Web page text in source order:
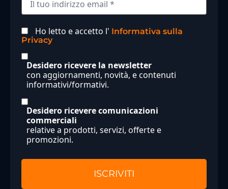
Ho letto e accetto l' Informativa sulla
Privacy
Desidero ricevere la newsletter
con aggiornamenti, novità, e contenuti
informativi/formativi.
Desidero ricevere comunicazioni
commerciali
relative a prodotti, servizi, offerte e
promozioni.